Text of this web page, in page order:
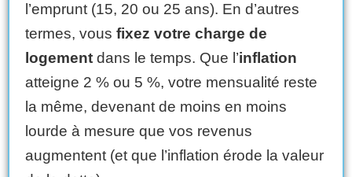
l’emprunt (15, 20 ou 25 ans). En d’autres
termes, vous fixez votre charge de
logement dans le temps. Que l’inflation
atteigne 2 % ou 5 %, votre mensualité reste
la même, devenant de moins en moins
lourde à mesure que vos revenus
augmentent (et que l’inflation érode la valeur